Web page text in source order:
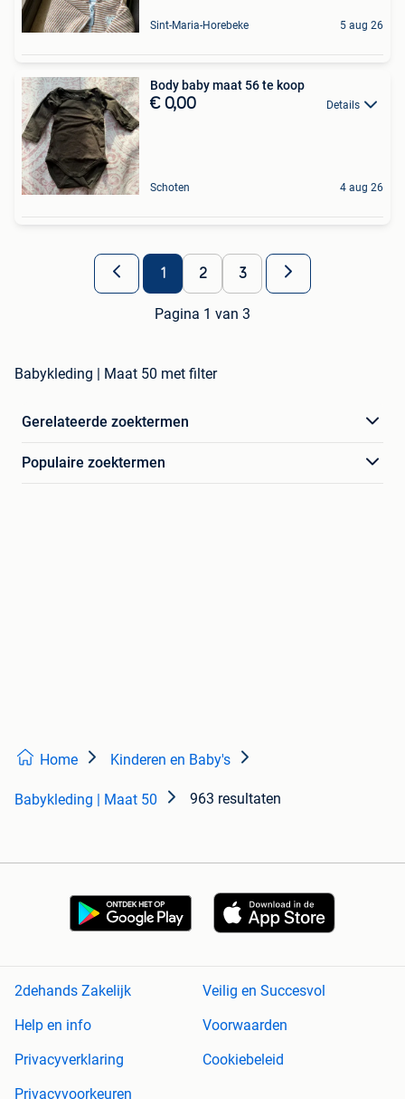
Sint-Maria-Horebeke 5 aug 26
Body baby maat 56 te koop
€ 0,00 Details
Schoten 4 aug 26
1 2 3
Pagina 1 van 3
Babykleding | Maat 50 met filter
Gerelateerde zoektermen
Populaire zoektermen
Home Kinderen en Baby's
Babykleding | Maat 50 963 resultaten
2dehands Zakelijk
Veilig en Succesvol
Help en info
Voorwaarden
Privacyverklaring
Cookiebeleid
Privacyvoorkeuren